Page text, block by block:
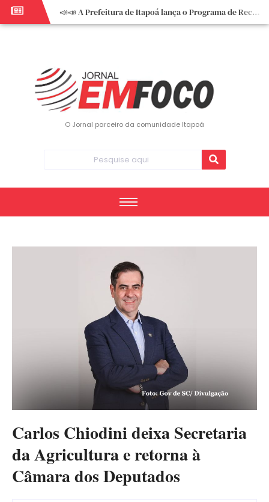
📣📣 A Prefeitura de Itapoá lança o Programa de Recuperação Fiscal (REFIS).
📢 Empreendedor do turismo, esta oportunidade é para você! Itapoá – SC.
O Jornal parceiro da comunidade Itapoá
Carlos Chiodini deixa Secretaria
da Agricultura e retorna à
Câmara dos Deputados